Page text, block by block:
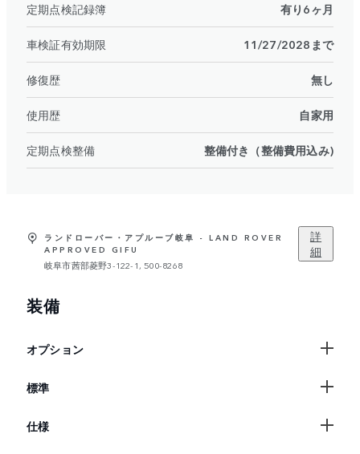
定期点検記録簿 有り6ヶ月
車検証有効期限 11/27/2028まで
修復歴 無し
使用歴 自家用
定期点検整備 整備付き（整備費用込み)
ランドローバー・アプルーブ岐阜 - LAND ROVER
APPROVED GIFU
岐阜市茜部菱野3-122-1, 500-8268
詳
細
装備
オプション
標準
仕様